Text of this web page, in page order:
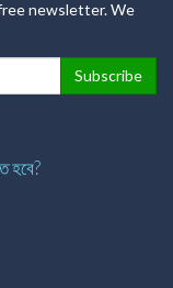
newsletter. We
হবে?